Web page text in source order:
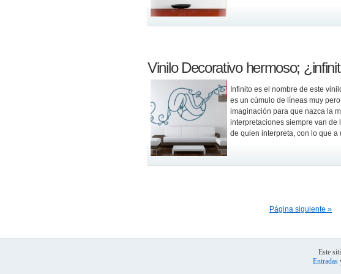
Vinilo Decorativo hermoso;
Infinito es el nombre de este
es un cúmulo de líneas muy
imaginación para que nazca la
interpretaciones siempre van
de quien interpreta, con lo que
Página siguiente »
Este
Entradas